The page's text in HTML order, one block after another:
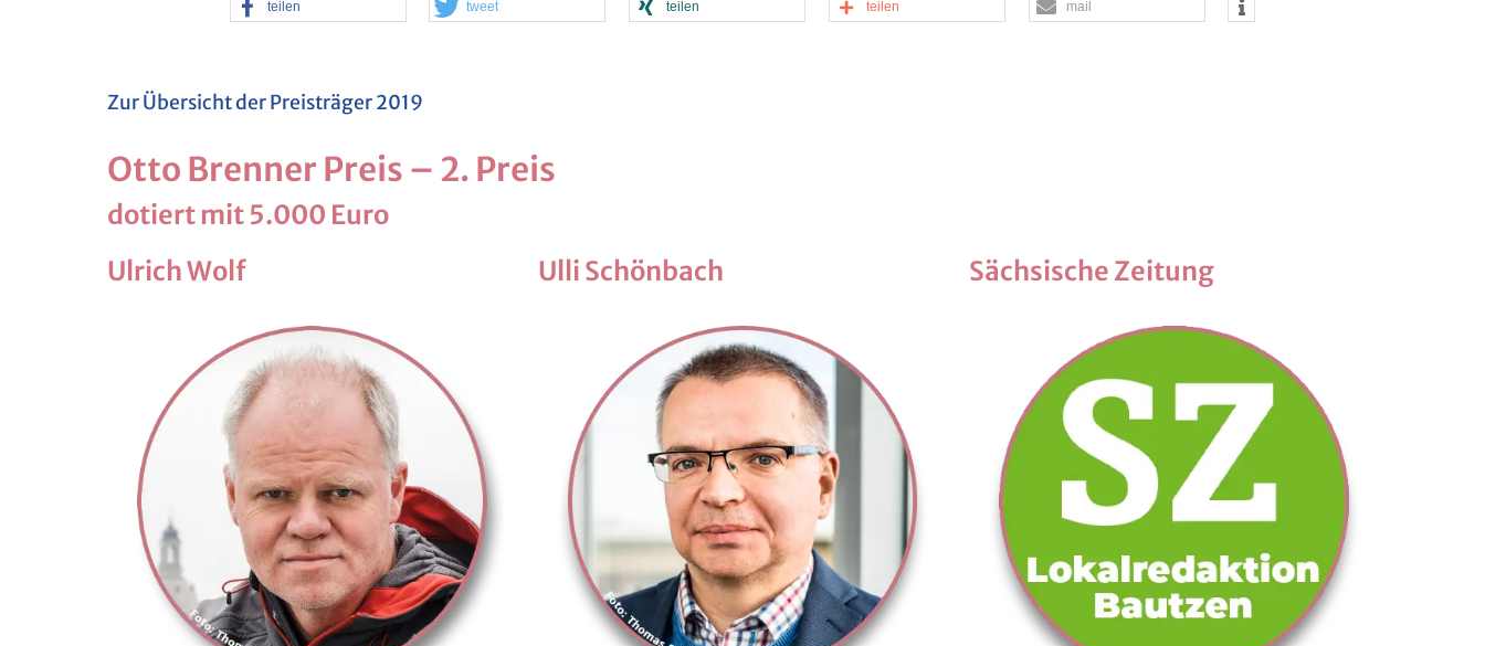
tei­len tweet tei­len tei­len mail
Zur Über­sicht der Preis­trä­ger 2019
Otto Bren­ner Preis – 2. Preis
do­tiert mit 5.000 Euro
Ul­rich Wolf
Ulli Schön­bach Säch­si­sche Zei­tung